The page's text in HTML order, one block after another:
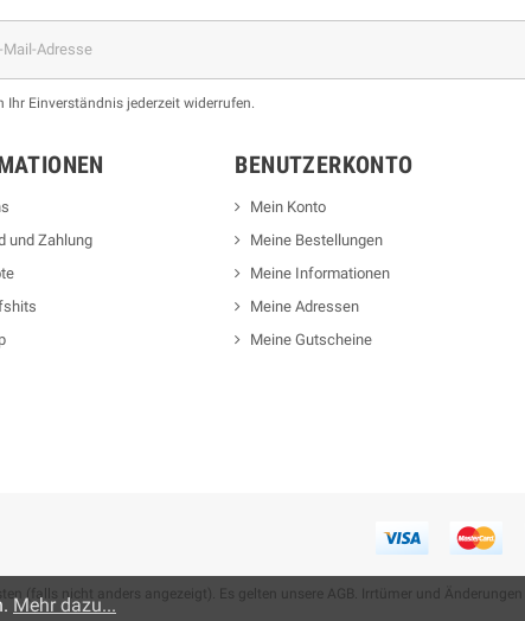
Ihr Einverständnis jederzeit widerrufen.
und Zahlung
BENUTZERKONTO
Mein Konto
Meine Bestellungen
Meine Informationen
Meine Adressen
Meine Gutscheine
(falls nicht anders angezeigt). Es gelten unsere AGB. Irrtümer und
Mehr dazu...